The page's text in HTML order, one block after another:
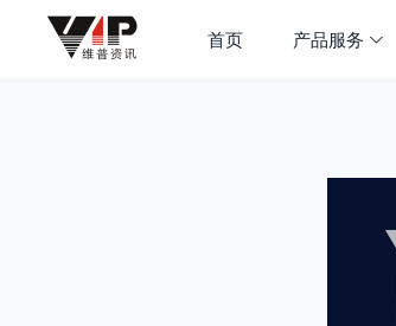
首页 产品服务